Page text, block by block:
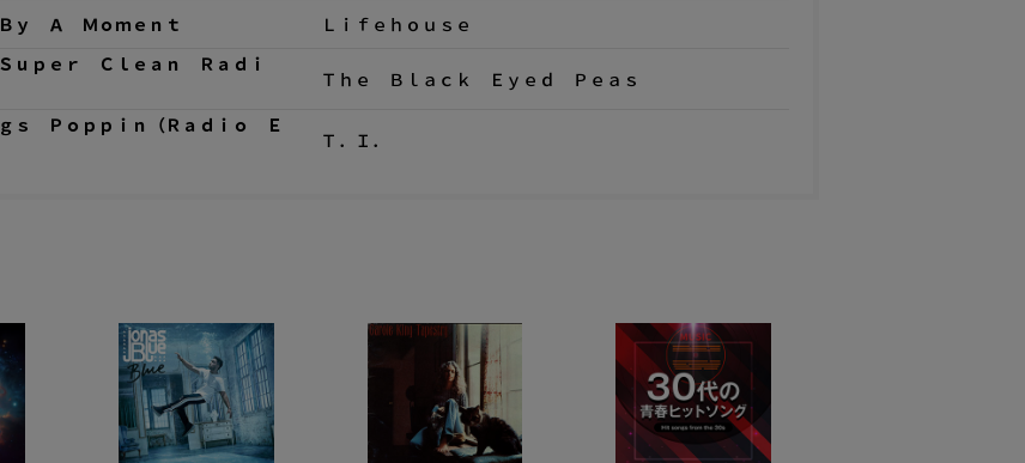
ｙ Ａ Ｍｏｍｅｎｔ Ｌｉｆｅｈｏｕｓｅ
ｕｐｅｒ Ｃｌｅａｎ Ｒａｄｉ
Ｔｈｅ Ｂｌａｃｋ Ｅｙｅｄ Ｐｅａｓ
ｓ Ｐｏｐｐｉｎ（Ｒａｄｉｏ Ｅ
Ｔ．Ｉ．